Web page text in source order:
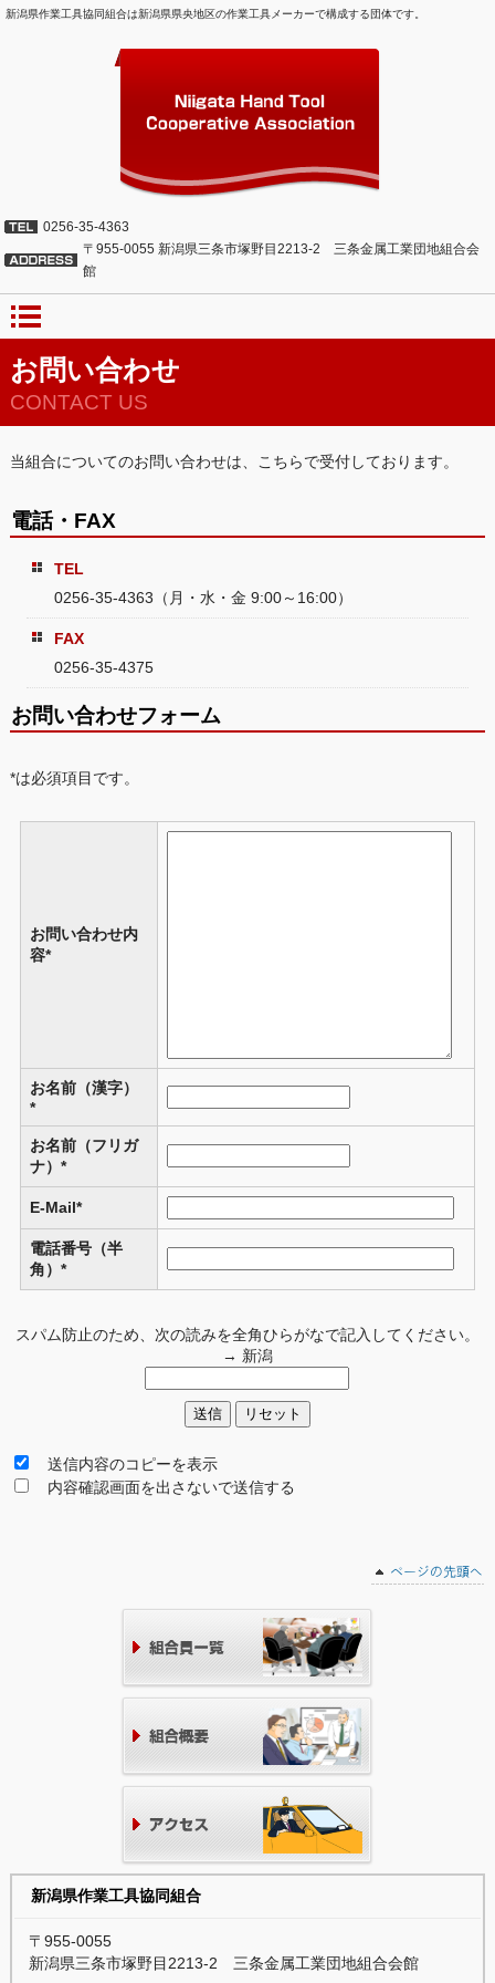
新潟県作業工具協同組合は新潟県県央地区の作業工具メーカーで構成する団体です。
0256-35-4363
〒955-0055 新潟県三条市塚野目2213-2 三条金属工業団地組合会
館
お問い合わせ
CONTACT US
当組合についてのお問い合わせは、こちらで受付しております。
電話・FAX
TEL
0256-35-4363（月・水・金 9:00～16:00）
FAX
0256-35-4375
お問い合わせフォーム
*は必須項目です。
お問い合わせ内
容*
お名前（漢字）
*
お名前（フリガ
ナ）*
E-Mail*
電話番号（半
角）*
スパム防止のため、次の読みを全角ひらがなで記入してください。
→ 新潟
送信内容のコピーを表示
内容確認画面を出さないで送信する
新潟県作業工具協同組合
〒955-0055
新潟県三条市塚野目2213-2 三条金属工業団地組合会館